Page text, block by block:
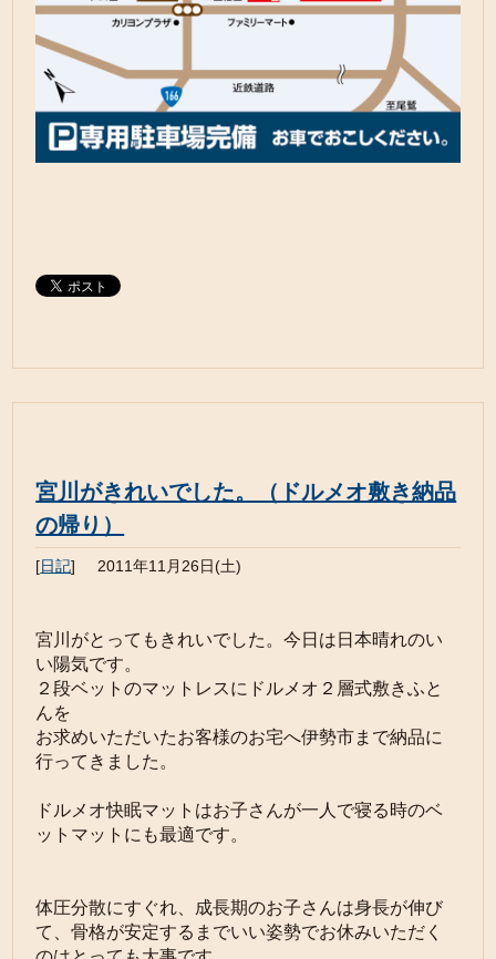
宮川がきれいでした。（ドルメオ敷き納品
の帰り）
[日記] 2011年11月26日(土)
宮川がとってもきれいでした。今日は日本晴れのい
い陽気です。
２段ベットのマットレスにドルメオ２層式敷きふと
んを
お求めいただいたお客様のお宅へ伊勢市まで納品に
行ってきました。
ドルメオ快眠マットはお子さんが一人で寝る時のベ
ットマットにも最適です。
体圧分散にすぐれ、成長期のお子さんは身長が伸び
て、骨格が安定するまでいい姿勢でお休みいただく